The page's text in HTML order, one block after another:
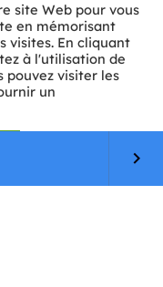
keyboard_arrow_right
site Web pour vous
en mémorisant
visites. En cliquant
à l'utilisation de
pouvez visiter les
un